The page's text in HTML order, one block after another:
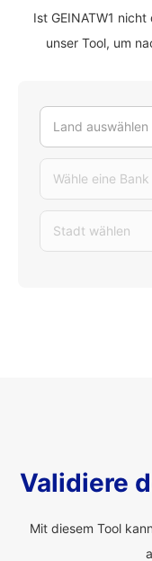
Ist GEINATW1
unser Tool, um
Land auswählen
Wähle eine Bank
Stadt wählen
Validiere
Mit diesem Tool